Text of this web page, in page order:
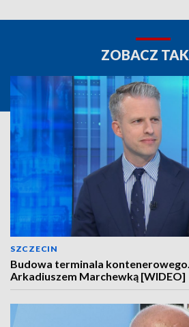
ZOBACZ
SZCZECIN
Budowa terminala
Arkadiuszem Marchewką [WIDEO]